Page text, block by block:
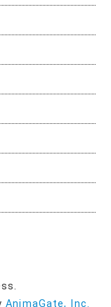
AnimaGate, Inc.